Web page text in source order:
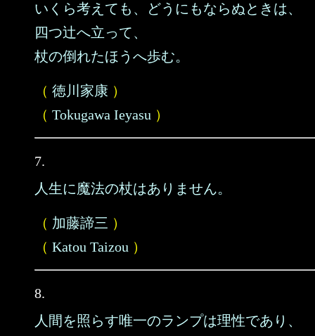
いくら考えても、どうにもならぬときは、
四つ辻へ立って、
杖の倒れたほうへ歩む。
（ 徳川家康 ）
（ Tokugawa Ieyasu ）
7.
人生に魔法の杖はありません。
（ 加藤諦三 ）
（ Katou Taizou ）
8.
人間を照らす唯一のランプは理性であり、